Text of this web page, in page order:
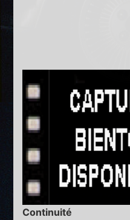
Continuité